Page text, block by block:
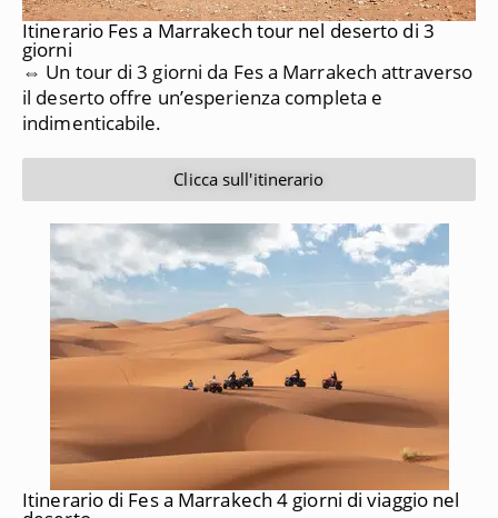
Itinerario Fes a Marrakech tour nel deserto di 3
giorni
⇔ Un tour di 3 giorni da Fes a Marrakech attraverso
il deserto offre un’esperienza completa e
indimenticabile.
Clicca sull'itinerario
Itinerario di Fes a Marrakech 4 giorni di viaggio nel